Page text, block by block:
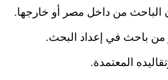
الباحث من داخل مصر أو خارجها.
من باحث في إعداد البحث.
المعتمدة.